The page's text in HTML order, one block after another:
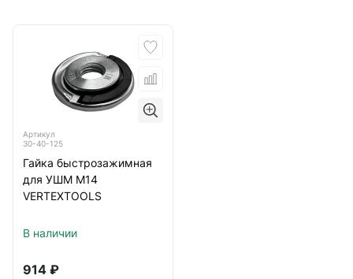
Артикул
30-40-125
Гайка быстрозажимная
для УШМ М14
VERTEXTOOLS
В наличии
914 ₽